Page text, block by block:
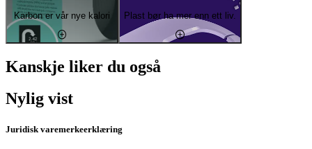
Karbon er vår nye kalori Plast bør ha mer enn ett liv.
Kanskje liker du også
Nylig vist
Juridisk varemerkeerklæring